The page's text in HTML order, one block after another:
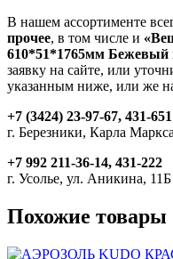
В нашем ассортименте
прочее, в том числе и
610*51*1765мм Бежевый
заявку на сайте, или
указанным ниже, или же
+7 (3424) 23-97-67, 431-651
г. Березники, Карла
+7 992 211-36-14, 431-222
г. Усолье, ул. Аникина, 11Б
Похожие товары